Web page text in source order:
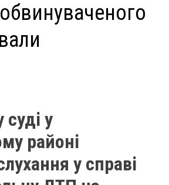
суді у
районі
у справі